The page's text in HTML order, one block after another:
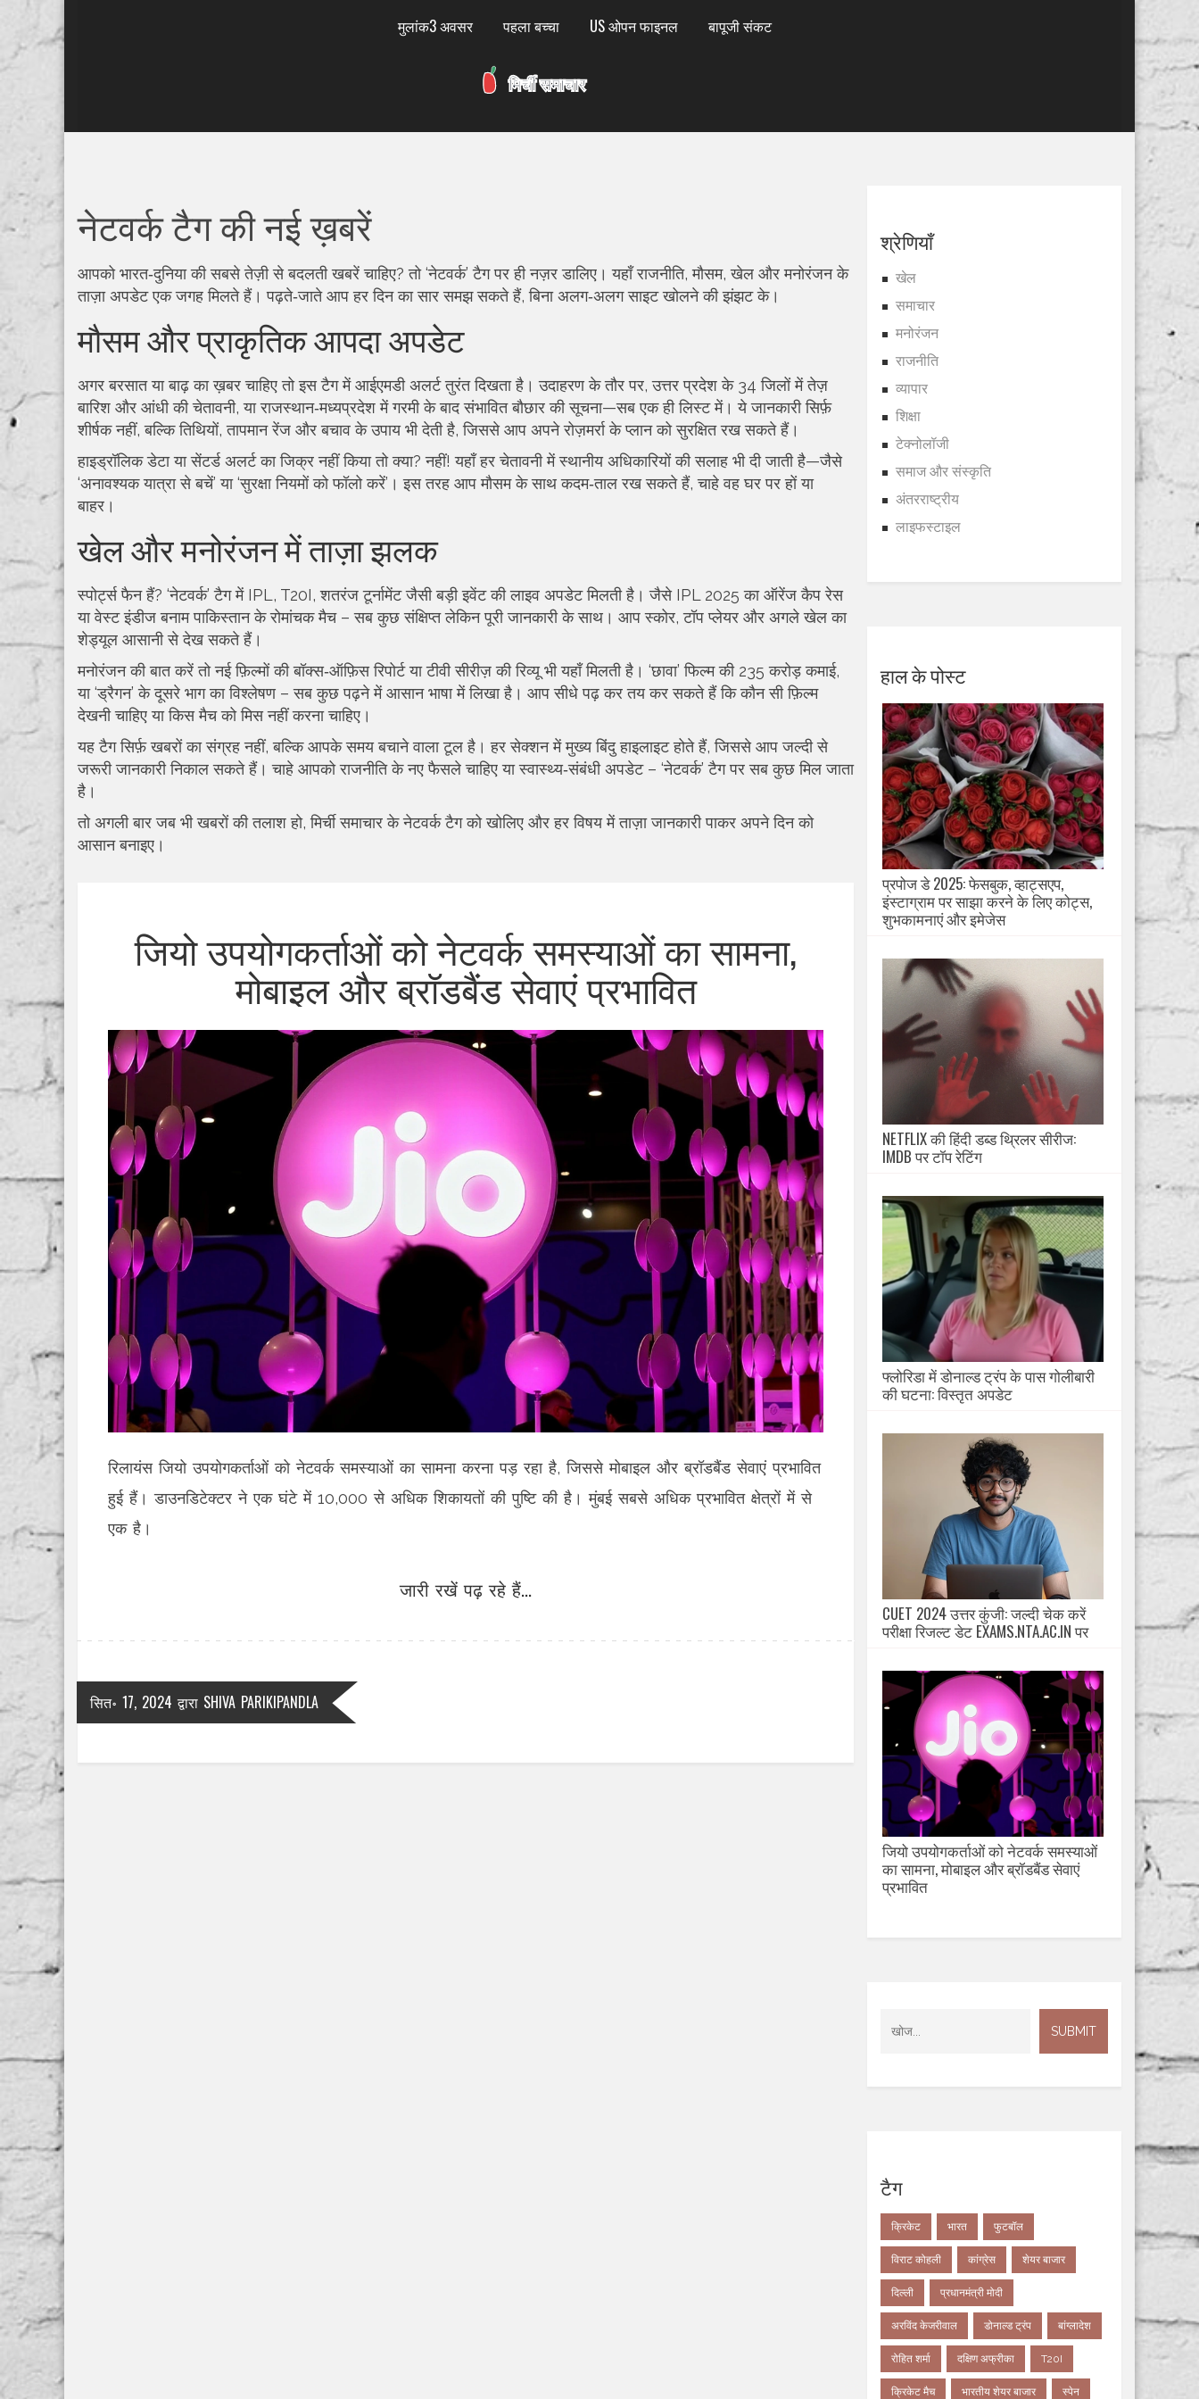
मुलांक3 अवसर पहला बच्चा US ओपन फाइनल बापूजी संकट
नेटवर्क टैग की नई ख़बरें
आपको भारत‑दुनिया की सबसे तेज़ी से बदलती खबरें चाहिए? तो ‘नेटवर्क’ टैग पर ही नज़र डालिए। यहाँ राजनीति, मौसम, खेल और मनोरंजन के
ताज़ा अपडेट एक जगह मिलते हैं। पढ़ते‑जाते आप हर दिन का सार समझ सकते हैं, बिना अलग‑अलग साइट खोलने की झंझट के।
मौसम और प्राकृतिक आपदा अपडेट
अगर बरसात या बाढ़ का ख़बर चाहिए तो इस टैग में आईएमडी अलर्ट तुरंत दिखता है। उदाहरण के तौर पर, उत्तर प्रदेश के 34 जिलों में तेज़
बारिश और आंधी की चेतावनी, या राजस्थान‑मध्यप्रदेश में गरमी के बाद संभावित बौछार की सूचना—सब एक ही लिस्ट में। ये जानकारी सिर्फ़
शीर्षक नहीं, बल्कि तिथियों, तापमान रेंज और बचाव के उपाय भी देती है, जिससे आप अपने रोज़मर्रा के प्लान को सुरक्षित रख सकते हैं।
हाइड्रॉलिक डेटा या सेंटर्ड अलर्ट का जिक्र नहीं किया तो क्या? नहीं! यहाँ हर चेतावनी में स्थानीय अधिकारियों की सलाह भी दी जाती है—जैसे
‘अनावश्यक यात्रा से बचें’ या ‘सुरक्षा नियमों को फॉलो करें’। इस तरह आप मौसम के साथ कदम‑ताल रख सकते हैं, चाहे वह घर पर हों या
बाहर।
खेल और मनोरंजन में ताज़ा झलक
स्पोर्ट्स फैन हैं? ‘नेटवर्क’ टैग में IPL, T20I, शतरंज टूर्नामेंट जैसी बड़ी इवेंट की लाइव अपडेट मिलती है। जैसे IPL 2025 का ऑरेंज कैप रेस
या वेस्ट इंडीज बनाम पाकिस्तान के रोमांचक मैच – सब कुछ संक्षिप्त लेकिन पूरी जानकारी के साथ। आप स्कोर, टॉप प्लेयर और अगले खेल का
शेड्यूल आसानी से देख सकते हैं।
मनोरंजन की बात करें तो नई फ़िल्मों की बॉक्स‑ऑफ़िस रिपोर्ट या टीवी सीरीज़ की रिव्यू भी यहाँ मिलती है। ‘छावा’ फिल्म की 235 करोड़ कमाई,
या ‘ड्रैगन’ के दूसरे भाग का विश्लेषण – सब कुछ पढ़ने में आसान भाषा में लिखा है। आप सीधे पढ़ कर तय कर सकते हैं कि कौन सी फ़िल्म
देखनी चाहिए या किस मैच को मिस नहीं करना चाहिए।
यह टैग सिर्फ़ खबरों का संग्रह नहीं, बल्कि आपके समय बचाने वाला टूल है। हर सेक्शन में मुख्य बिंदु हाइलाइट होते हैं, जिससे आप जल्दी से
जरूरी जानकारी निकाल सकते हैं। चाहे आपको राजनीति के नए फैसले चाहिए या स्वास्थ्य‑संबंधी अपडेट – ‘नेटवर्क’ टैग पर सब कुछ मिल जाता
है।
तो अगली बार जब भी खबरों की तलाश हो, मिर्ची समाचार के नेटवर्क टैग को खोलिए और हर विषय में ताज़ा जानकारी पाकर अपने दिन को
आसान बनाइए।
जियो उपयोगकर्ताओं को नेटवर्क समस्याओं का सामना,
मोबाइल और ब्रॉडबैंड सेवाएं प्रभावित
रिलायंस जियो उपयोगकर्ताओं को नेटवर्क समस्याओं का सामना करना पड़ रहा है, जिससे मोबाइल और ब्रॉडबैंड सेवाएं प्रभावित
हुई हैं। डाउनडिटेक्टर ने एक घंटे में 10,000 से अधिक शिकायतों की पुष्टि की है। मुंबई सबसे अधिक प्रभावित क्षेत्रों में से
एक है।
जारी रखें पढ़ रहे हैं...
सित॰ 17, 2024 द्वारा SHIVA PARIKIPANDLA
श्रेणियाँ
खेल
समाचार
मनोरंजन
राजनीति
व्यापार
शिक्षा
टेक्नोलॉजी
समाज और संस्कृति
अंतरराष्ट्रीय
लाइफस्टाइल
हाल के पोस्ट
प्रपोज डे 2025: फेसबुक, व्हाट्सएप,
इंस्टाग्राम पर साझा करने के लिए कोट्स,
शुभकामनाएं और इमेजेस
NETFLIX की हिंदी डब्ड थ्रिलर सीरीज:
IMDB पर टॉप रेटिंग
फ्लोरिडा में डोनाल्ड ट्रंप के पास गोलीबारी
की घटना: विस्तृत अपडेट
CUET 2024 उत्तर कुंजी: जल्दी चेक करें
परीक्षा रिजल्ट डेट EXAMS.NTA.AC.IN पर
जियो उपयोगकर्ताओं को नेटवर्क समस्याओं
का सामना, मोबाइल और ब्रॉडबैंड सेवाएं
प्रभावित
टैग
क्रिकेट भारत फुटबॉल
विराट कोहली कांग्रेस शेयर बाजार
दिल्ली प्रधानमंत्री मोदी
अरविंद केजरीवाल डोनाल्ड ट्रंप बांग्लादेश
रोहित शर्मा दक्षिण अफ्रीका T20I
क्रिकेट मैच भारतीय शेयर बाजार स्पेन